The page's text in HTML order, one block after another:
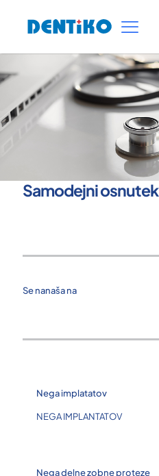
Samodejni osnutek
Se nanaša na
Nega implatatov
NEGA IMPLANTATOV
Nega delne zobne proteze